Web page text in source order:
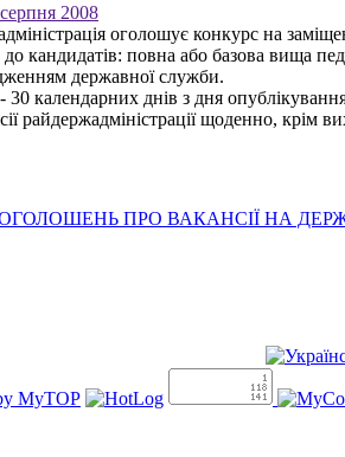
2008
оголошує конкурс на
кандидатів: повна або базова вища
державної служби.
30 календарних днів з дня
райдержадміністрації щоденно,
ПРО ВАКАНСІЇ НА